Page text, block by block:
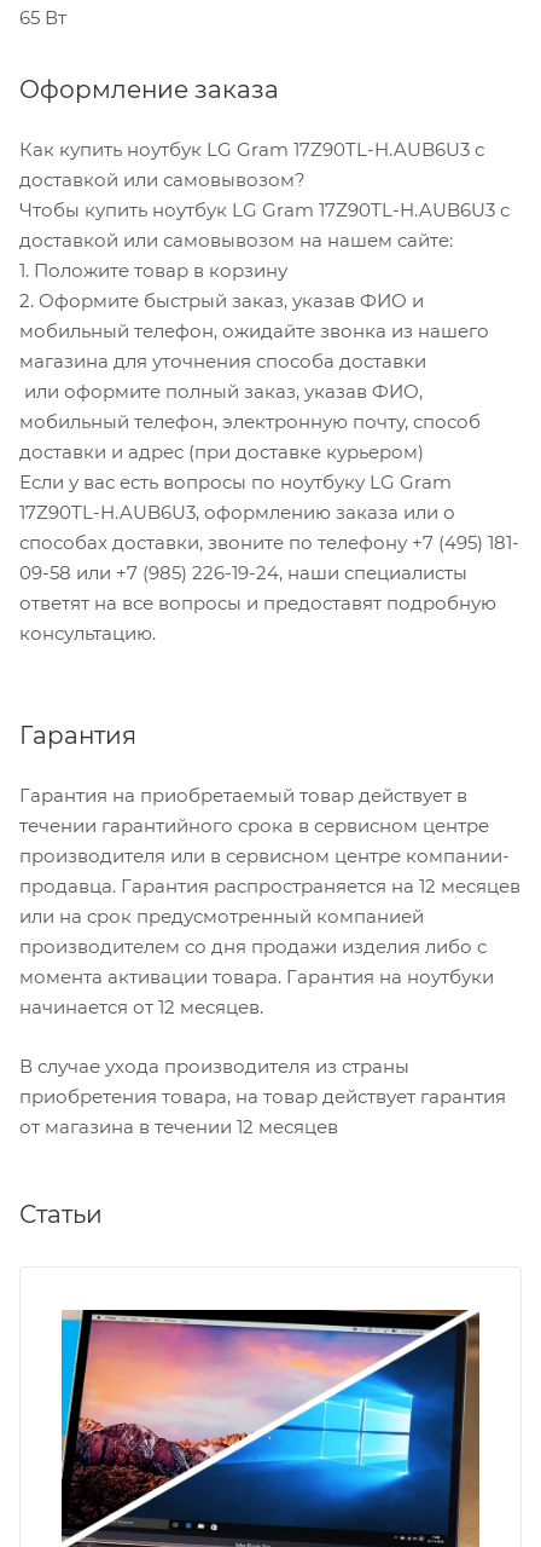
65 Вт
Оформление заказа
Как купить ноутбук LG Gram 17Z90TL-H.AUB6U3 с
доставкой или самовывозом?
Чтобы купить ноутбук LG Gram 17Z90TL-H.AUB6U3 с
доставкой или самовывозом на нашем сайте:
1. Положите товар в корзину
2. Оформите быстрый заказ, указав ФИО и
мобильный телефон, ожидайте звонка из нашего
магазина для уточнения способа доставки
или оформите полный заказ, указав ФИО,
мобильный телефон, электронную почту, способ
доставки и адрес (при доставке курьером)
Если у вас есть вопросы по ноутбуку LG Gram
17Z90TL-H.AUB6U3, оформлению заказа или о
способах доставки, звоните по телефону +7 (495) 181-
09-58 или +7 (985) 226-19-24, наши специалисты
ответят на все вопросы и предоставят подробную
консультацию.
Гарантия
Гарантия на приобретаемый товар действует в
течении гарантийного срока в сервисном центре
производителя или в сервисном центре компании-
продавца. Гарантия распространяется на 12 месяцев
или на срок предусмотренный компанией
производителем со дня продажи изделия либо с
момента активации товара. Гарантия на ноутбуки
начинается от 12 месяцев.
В случае ухода производителя из страны
приобретения товара, на товар действует гарантия
от магазина в течении 12 месяцев
Статьи